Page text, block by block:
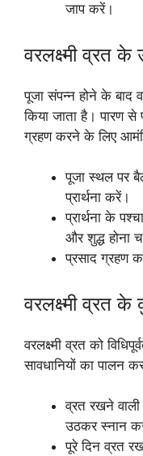
जाप करें।
वरलक्ष्मी व्रत के
पूजा संपन्न होने के बाद
किया जाता है। पारण
ग्रहण करने के लिए
पूजा स्थल पर
प्रार्थना करें।
प्रार्थना के
और शुद्ध होना
प्रसाद ग्रहण
वरलक्ष्मी व्रत के
वरलक्ष्मी व्रत को
सावधानियों का पालन
व्रत रखने
उठकर स्नान
पूरे दिन व्रत